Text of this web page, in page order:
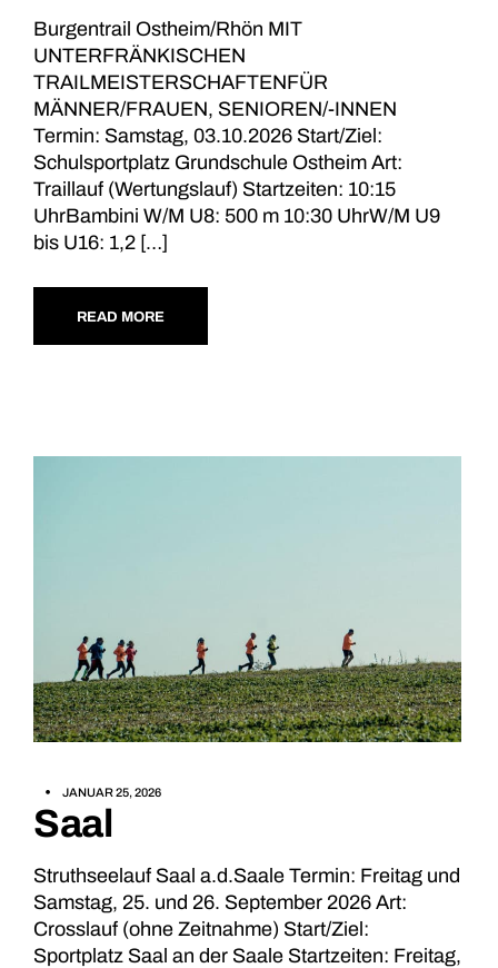
Burgentrail Ostheim/Rhön MIT
UNTERFRÄNKISCHEN
TRAILMEISTERSCHAFTENFÜR
MÄNNER/FRAUEN, SENIOREN/-INNEN
Termin: Samstag, 03.10.2026 Start/Ziel:
Schulsportplatz Grundschule Ostheim Art:
Traillauf (Wertungslauf) Startzeiten: 10:15
UhrBambini W/M U8: 500 m 10:30 UhrW/M U9
bis U16: 1,2 […]
READ MORE
JANUAR 25, 2026
Saal
Struthseelauf Saal a.d.Saale Termin: Freitag und
Samstag, 25. und 26. September 2026 Art:
Crosslauf (ohne Zeitnahme) Start/Ziel:
Sportplatz Saal an der Saale Startzeiten: Freitag,